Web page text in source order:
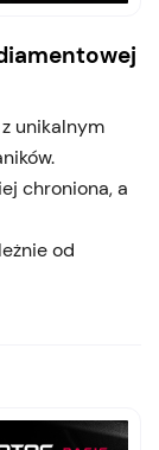
unikalnym
chroniona, a
od